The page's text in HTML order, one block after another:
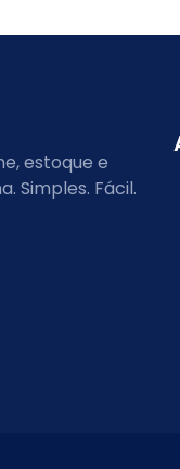
estoque e
Simples. Fácil.